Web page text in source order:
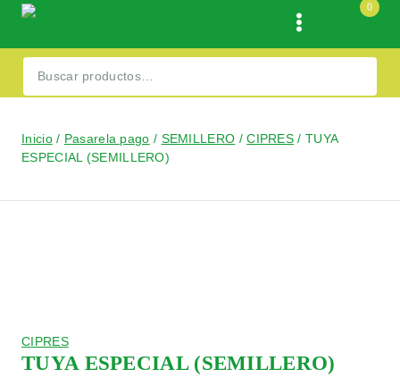
0
Inicio / Pasarela pago / SEMILLERO / CIPRES / TUYA
ESPECIAL (SEMILLERO)
CIPRES
TUYA ESPECIAL (SEMILLERO)